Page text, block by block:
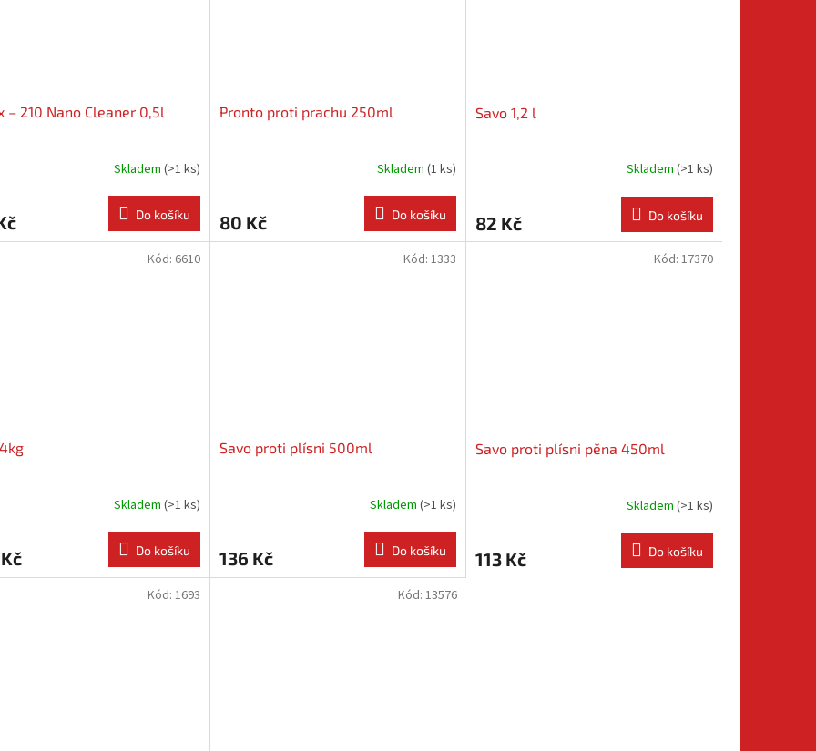
– 210 Nano Cleaner 0,5l
Skladem (>1 ks)
Do košíku
Pronto proti prachu 250ml
Skladem (1 ks)
80 Kč Do košíku
Savo 1,2 l
Skladem (>1 ks)
82 Kč Do košíku
Skladem (>1 ks)
Do košíku
Kód: 6610
Savo proti plísni 500ml
Skladem (>1 ks)
136 Kč Do košíku
Kód: 1333
Savo proti plísni pěna 450ml
Skladem (>1 ks)
113 Kč Do košíku
Kód: 17370
Kód: 1693 Kód: 13576